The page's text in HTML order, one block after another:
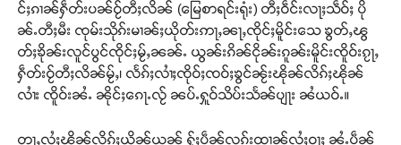
င်ႈၵၢၼ်ႁဵတ်းပၼ်ဝႂ်တီႈလိၼ် (မြေစာရင်းရုံး) တီႈဝဵင်းလႃႈသဵဝ်ႈ ပို
ၼ်ႉတီႈမီး ၸုမ်းသိုၵ်းမၢၼ်ႈယိုတ်းဢႃႇၼႃႇၸိုင်ႈမိူင်းသေ ၶွတ်ႇၽွ
တ်ႈၶိုၼ်းလူင်ပွင်ၸိုင်ႈမႂ်ႇၼၼ်ႉ ယွၼ်းၵိၼ်ငိုၼ်းၵူၼ်းမိူင်းၸိူဝ်းၵႂႃႇ
ႁဵတ်းဝႂ်တီႈလိၼ်မႂ်ႇ၊ လႅၵ်ႈလၢႆႈၸိုဝ်ႈၸဝ်ႈၶွင်ၼႂ်းၽိုၼ်လိၵ်ႈၽိုၼ်
လၢႆး ၸိူဝ်းၼႆႉ ၼိုင်ႈၵေႃႉလႂ် ၼပ်ႉႁူဝ်သိပ်းသႅၼ်ပျႃး ၼႆယဝ်ႉ။
တႃႇလႆႈၽိုၼ်လိၵ်ႈယိုၼ်ယၼ် ႁႂ်ႈပဵၼ်လၵ်းထၢၼ်လႆႈဝႃႈ ၼႆႉပဵၼ်